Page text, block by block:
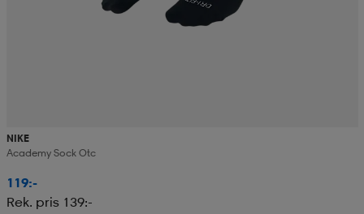
NIKE
Academy Sock Otc
119:-
Rek. pris 139:-